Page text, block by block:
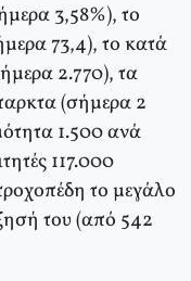
3,58%), το
73,4), το κατά
2.770), τα
(σήμερα 2
1.500 ανά
117.000
το μεγάλο
του (από 542